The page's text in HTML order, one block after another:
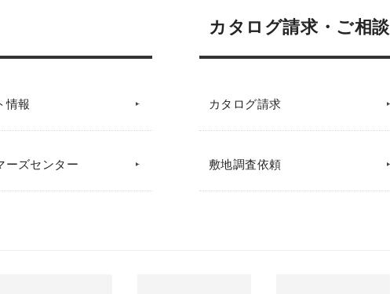
情報
ーズセンター
カタログ請求・ご相談
カタログ請求
敷地調査依頼